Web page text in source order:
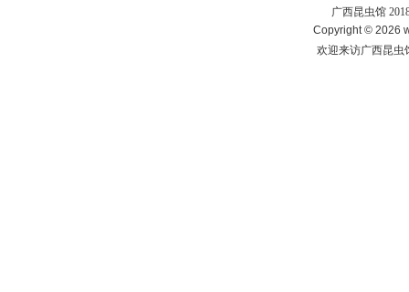
广西昆虫馆
Copyright © 2026
欢迎来访广西昆虫